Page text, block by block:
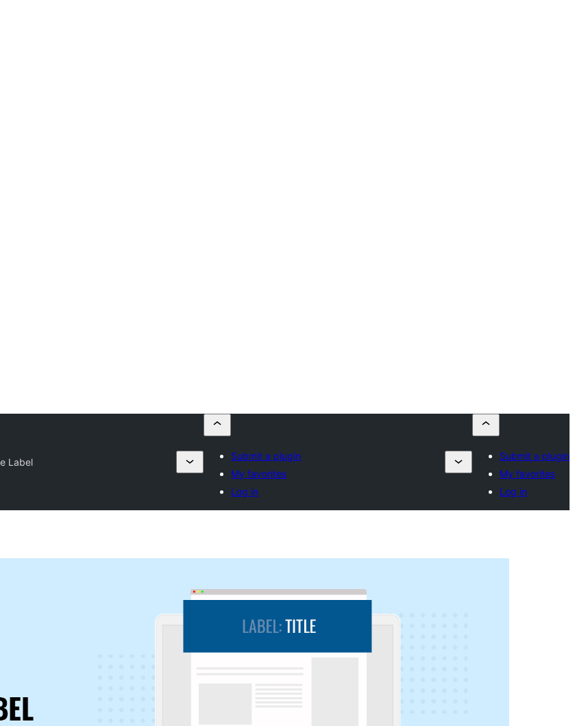
Label
Submit a plugin
My favorites
Log in
Submit a plugin
My favorites
Log in